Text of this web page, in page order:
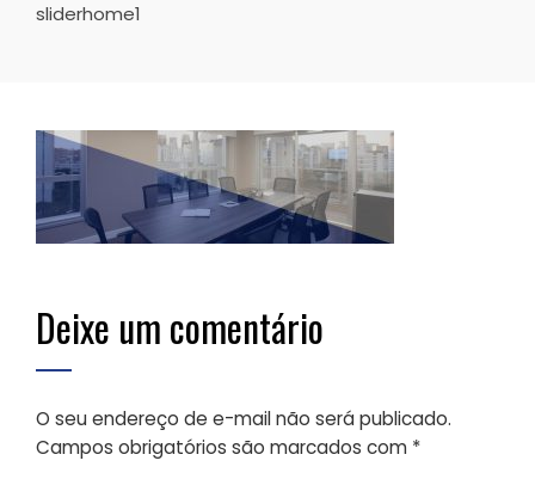
sliderhome1
Deixe um comentário
O seu endereço de e-mail não será publicado.
Campos obrigatórios são marcados com *